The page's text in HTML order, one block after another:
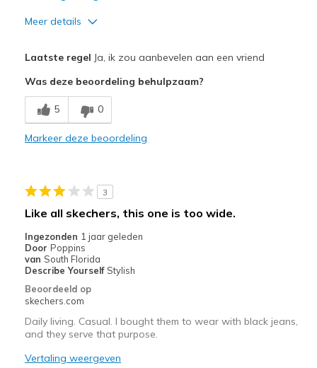
Meer details
Breathe Well
Comfortable
Going Out
Width
Feels true to width
Sizing
View On Shoes
I'm Really Into Shoes
Laatste regel Ja, ik zou aanbevelen aan een vriend
Was deze beoordeling behulpzaam?
5 0
Markeer deze beoordeling
3
Like all skechers, this one is too wide.
Ingezonden 1 jaar geleden
Door Poppins
van South Florida
Describe Yourself Stylish
Beoordeeld op
skechers.com
Daily living. Casual. I bought them to wear with black jeans,
and they serve that purpose.
Vertaling weergeven